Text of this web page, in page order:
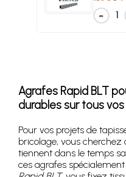
1
Agrafes Rapid BLT
durables sur tous
Pour vos projets de
bricolage, vous cherchez
tiennent dans le temps
ces agrafes